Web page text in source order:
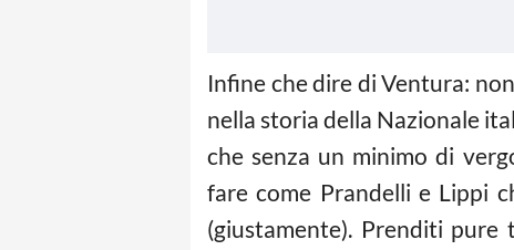
Infine che dire di Ventura:
nella storia della Nazionale
che senza un minimo di
fare come Prandelli e Lippi
(giustamente). Prenditi